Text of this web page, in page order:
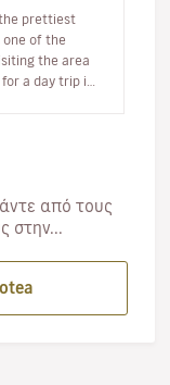
prettiest
one of the
the area
a day trip if
από τους
στην...